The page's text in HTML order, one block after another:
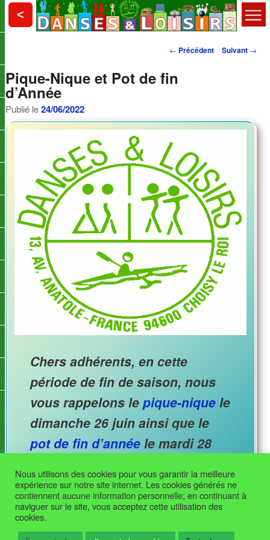
Aller
contenu
Choisy le Roi
<
Navigation
articles
← Précédent Suivant →
Pique-Nique et Pot de fin
d’Année
Publié le24/06/2022
Chers adhérents, en cette
période de fin de saison, nous
vous rappelons le pique-niquele
dimanche 26 juin ainsi que le
pot de fin d’annéele mardi 28
Nous utilisons des cookies pour vous garantir la meilleure
expérience sur notre site internet. Les cookies générés ne
contiennent aucune information personnelle; en continuant à
naviguer sur le site, vous acceptez cette utilisation des
cookies.